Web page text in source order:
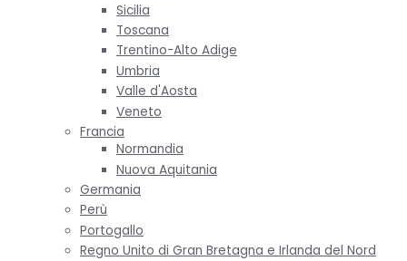
Sicilia
Toscana
Trentino-Alto Adige
Umbria
Valle d'Aosta
Veneto
Francia
Normandia
Nuova Aquitania
Germania
Perù
Portogallo
Regno Unito di Gran Bretagna e Irlanda del Nord